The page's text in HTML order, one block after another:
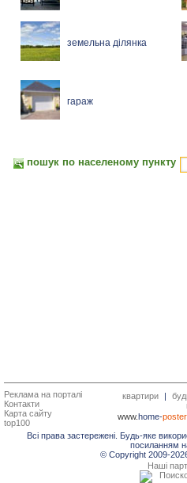
земельна ділянка
гараж
пошук по населеному пункту
Реклама на порталі
Контакти
Карта сайту
top100
квартири |
www.home-poster.
Всі права застережені. Будь-яке
посиланням
© Copyright 2009-
Наші